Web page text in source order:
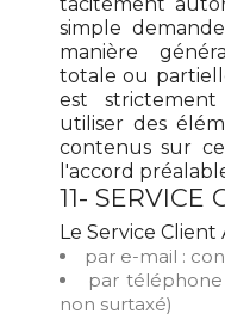
simple
manière
totale ou
est
utiliser des
contenus sur
l'accord
11- SERVICE
Le Service Client
par e-mail :
par
non surtaxé)